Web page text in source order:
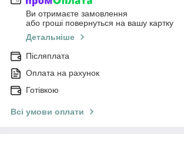
Ви отримаєте замовлення
або гроші повернуться на вашу картку
Детальніше
Післяплата
Оплата на рахунок
Готівкою
Всі умови оплати